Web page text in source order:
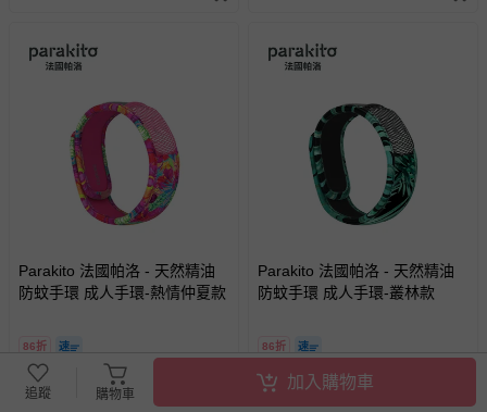
Parakito 法國帕洛 - 天然精油
防蚊手環 成人手環-熱情仲夏款
86折
561
最新上架
Parakito 法國帕洛 - 天然精油
防蚊手環 成人手環-叢林款
86折
$ 561 $ 650
追蹤 購物車
加入購物車